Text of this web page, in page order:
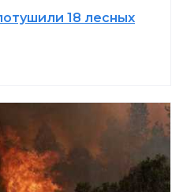
18 лесных